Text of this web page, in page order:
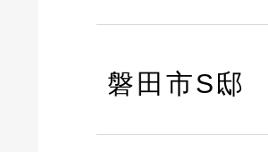
磐田市S邸